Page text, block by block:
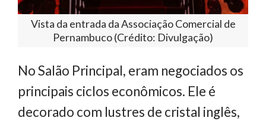
Vista da entrada da Associação Comercial de
Pernambuco (Crédito: Divulgação)
No Salão Principal, eram negociados os
principais ciclos econômicos. Ele é
decorado com lustres de cristal inglês,